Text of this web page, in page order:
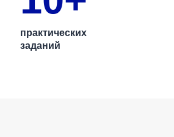
практических
заданий